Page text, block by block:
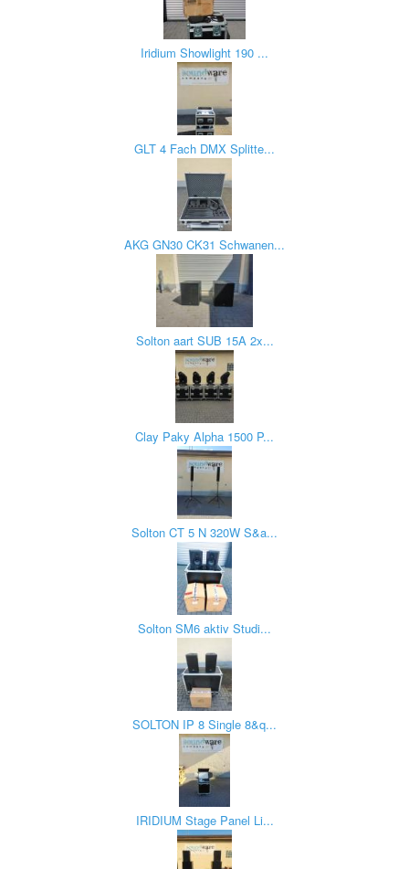
Iridium Showlight 190 ...
GLT 4 Fach DMX Splitte...
AKG GN30 CK31 Schwanen...
Solton aart SUB 15A 2x...
Clay Paky Alpha 1500 P...
Solton CT 5 N 320W S&a...
Solton SM6 aktiv Studi...
SOLTON IP 8 Single 8&q...
IRIDIUM Stage Panel Li...